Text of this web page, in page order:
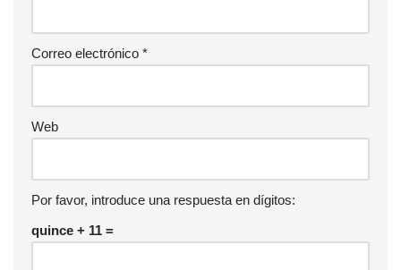
Correo electrónico *
Web
Por favor, introduce una respuesta en dígitos:
quince + 11 =